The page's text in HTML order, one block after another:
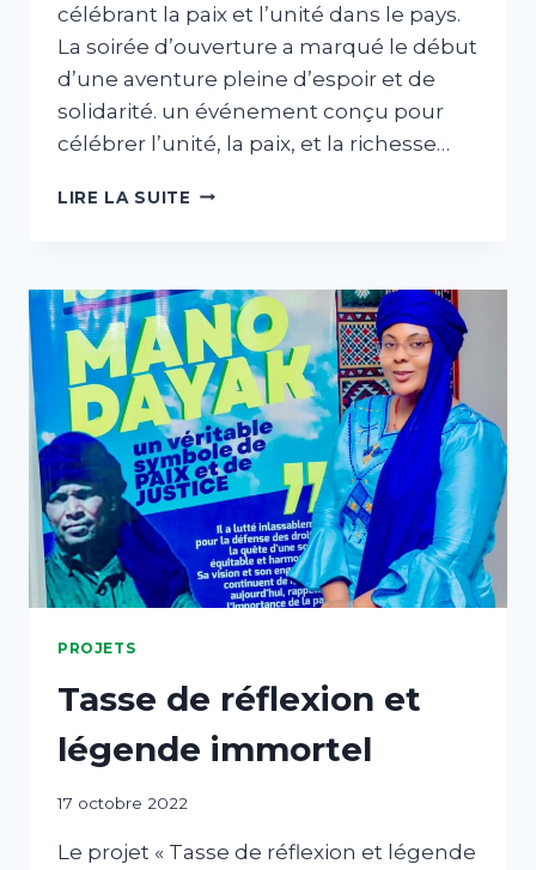
célébrant la paix et l’unité dans le pays.
La soirée d’ouverture a marqué le début
d’une aventure pleine d’espoir et de
solidarité. un événement conçu pour
célébrer l’unité, la paix, et la richesse…
LIRE LA SUITE
PROJETS
Tasse de réflexion et
légende immortel
Par
17 octobre 2022
Le projet « Tasse de réflexion et légende